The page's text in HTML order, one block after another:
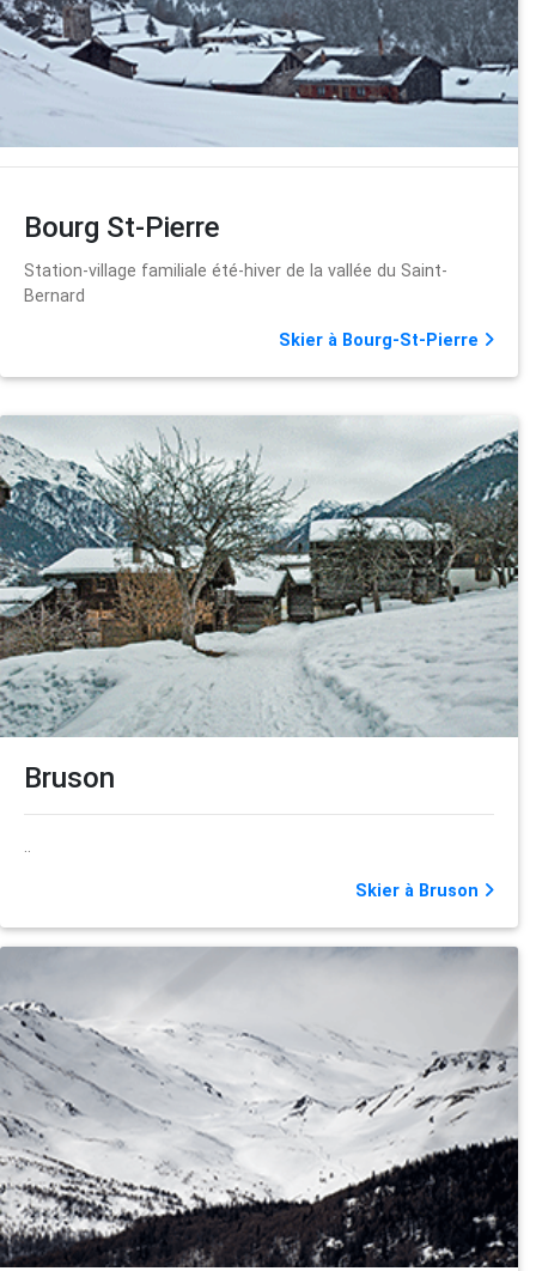
Bourg St-Pierre
Station-village familiale été-hiver de la vallée du Saint-
Bernard
Skier à Bourg-St-Pierre
Bruson
..
Skier à Bruson